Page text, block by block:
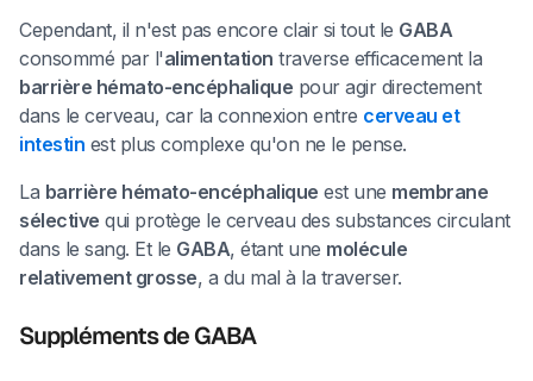
Découvrir la formation
Cependant, il n'est pas encore clair si tout le GABA
consommé par l'alimentation traverse efficacement la
barrière hémato-encéphalique pour agir directement
dans le cerveau, car la connexion entre cerveau et
intestin est plus complexe qu'on ne le pense.
La barrière hémato-encéphalique est une membrane
sélective qui protège le cerveau des substances circulant
dans le sang. Et le GABA, étant une molécule
relativement grosse, a du mal à la traverser.
Suppléments de GABA